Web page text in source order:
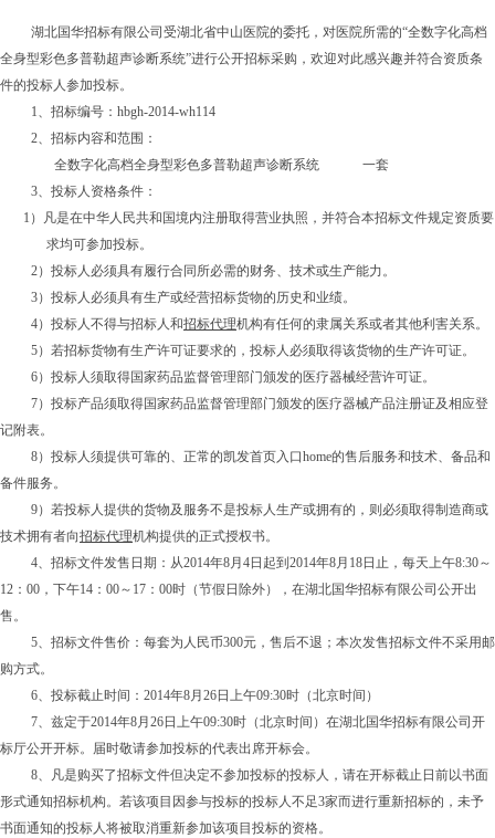
湖北国华招标有限公司受湖北省中山医院的委托，对医院所需的“全数字化高档
全身型彩色多普勒超声诊断系统”进行公开招标采购，欢迎对此感兴趣并符合资质条
件的投标人参加投标。
1、招标编号：hbgh-2014-wh114
2、招标内容和范围：
全数字化高档全身型彩色多普勒超声诊断系统
一套
3、 投标人资格条件：
1）凡是在中华人民共和国境内注册取得营业执照，并符合本招标文件规定资质要
求均可参加投标。
2）投标人必须具有履行合同所必需的财务、技术或生产能力。
3）投标人必须具有生产或经营招标货物的历史和业绩。
4）投标人不得与招标人和招标代理机构有任何的隶属关系或者其他利害关系。
5）若招标货物有生产许可证要求的，投标人必须取得该货物的生产许可证。
6）投标人须取得国家药品监督管理部门颁发的医疗器械经营许可证。
7）投标产品须取得国家药品监督管理部门颁发的医疗器械产品注册证及相应登
记附表。
8）投标人须提供可靠的、正常的凯发首页入口home的售后服务和技术、备品和
备件服务。
9）若投标人提供的货物及服务不是投标人生产或拥有的，则必须取得制造商或
技术拥有者向招标代理机构提供的正式授权书。
4、招标文件发售日期：从2014年8月 4日起到2014年8月 18日止，每天上午8:30～
12 ： 00 ，下午14 ： 00～ 17 ： 00时（节假日除外），在湖北国华招标有限公司公开出
售。
5、招标文件售价：每套为人民币300元，售后不退 ； 本次发售招标文件不采用邮
购方式。
6、投标截止时间：2014年8月 26日上午09:30时（北京时间）
7、兹定于2014年8月 26日上午09:30时（北京时间）在湖北国华招标有限公司开
标厅公开开标。届时敬请参加投标的代表出席开标会。
8、凡是购买了招标文件但决定不参加投标的投标人，请在开标截止日前以书面
形式通知招标机构。若该项目因参与投标的投标人不足3家而进行重新招标的，未予
书面通知的投标人将被取消重新参加该项目投标的资格。